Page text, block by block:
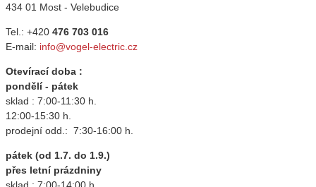
434 01 Most - Velebudice
Tel.: +420 476 703 016
E-mail: info@vogel-electric.cz
Otevírací doba :
pondělí - pátek
sklad : 7:00-11:30 h.
12:00-15:30 h.
prodejní odd.: 7:30-16:00 h.
pátek (od 1.7. do 1.9.)
přes letní prázdniny
sklad : 7:00-14:00 h.